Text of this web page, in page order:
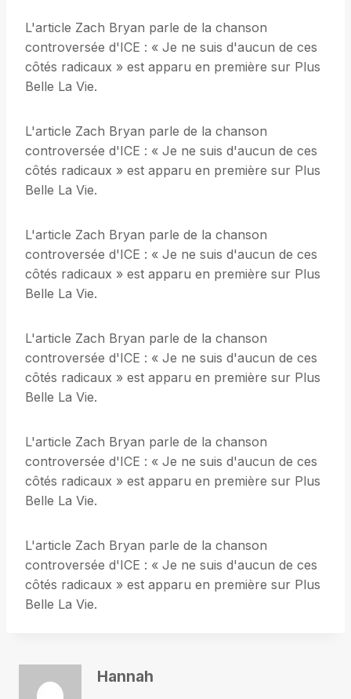
L'article Zach Bryan parle de la chanson
controversée d'ICE : « Je ne suis d'aucun de ces
côtés radicaux » est apparu en première sur Plus
Belle La Vie.
L'article Zach Bryan parle de la chanson
controversée d'ICE : « Je ne suis d'aucun de ces
côtés radicaux » est apparu en première sur Plus
Belle La Vie.
L'article Zach Bryan parle de la chanson
controversée d'ICE : « Je ne suis d'aucun de ces
côtés radicaux » est apparu en première sur Plus
Belle La Vie.
L'article Zach Bryan parle de la chanson
controversée d'ICE : « Je ne suis d'aucun de ces
côtés radicaux » est apparu en première sur Plus
Belle La Vie.
L'article Zach Bryan parle de la chanson
controversée d'ICE : « Je ne suis d'aucun de ces
côtés radicaux » est apparu en première sur Plus
Belle La Vie.
L'article Zach Bryan parle de la chanson
controversée d'ICE : « Je ne suis d'aucun de ces
côtés radicaux » est apparu en première sur Plus
Belle La Vie.
Hannah